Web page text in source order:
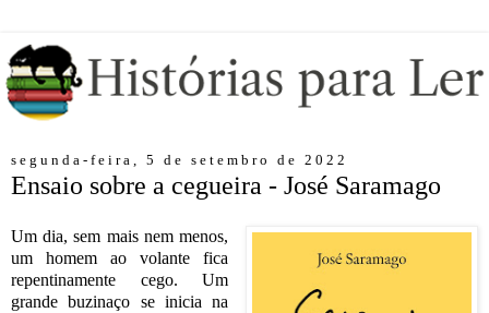
segunda-feira, 5 de setembro de 2022
Ensaio sobre a cegueira - José Saramago
Um dia, sem mais nem menos,
um homem ao volante fica
repentinamente cego. Um
grande buzinaço se inicia na